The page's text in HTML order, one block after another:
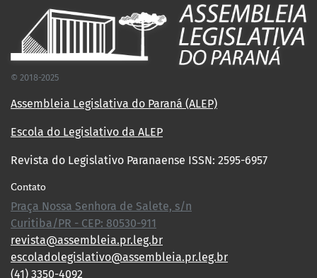
© 2018-2025
Assembleia Legislativa do Paraná (ALEP)
Escola do Legislativo da ALEP
Revista do Legislativo Paranaense ISSN: 2595-6957
Contato
Praça Nossa Senhora de Salete, s/n
Curitiba/PR - CEP: 80530-911
revista@assembleia.pr.leg.br
escoladolegislativo@assembleia.pr.leg.br
(41) 3350-4092